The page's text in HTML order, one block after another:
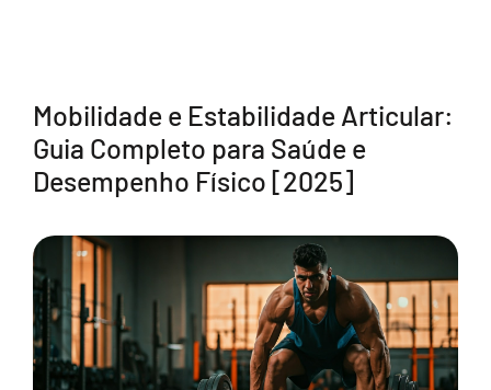
Mobilidade e Estabilidade Articular:
Guia Completo para Saúde e
Desempenho Físico [2025]